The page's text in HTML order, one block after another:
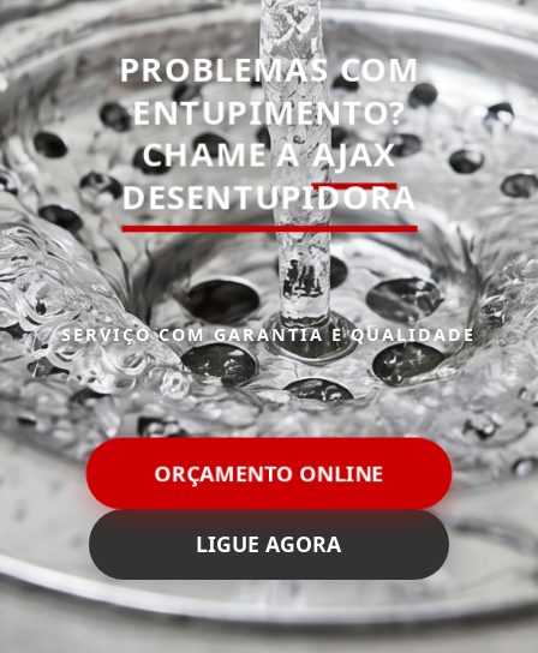
PROBLEMAS COM
ENTUPIMENTO?
CHAME AAJAX
DESENTUPIDORA
SERVIÇO COM GARANTIA E QUALIDADE
ORÇAMENTO ONLINE
LIGUE AGORA